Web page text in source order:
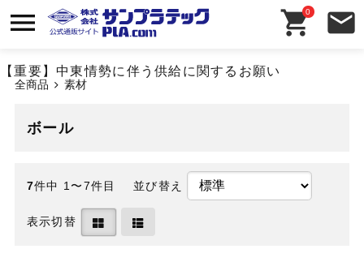
【重要】中東情勢に伴う供給に関するお願い
0
全商品 素材
ボール
7件中 1〜7件目 並び替え
表示切替